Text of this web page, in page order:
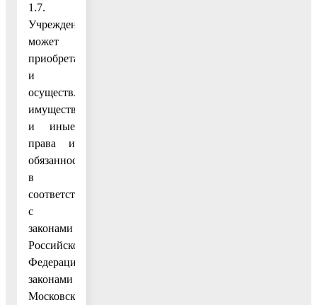
1.7.
Учреждение
может
приобретать
и
осуществлять
имущественные
и иные
права и
обязанности
в
соответствии
с
законами
Российской
Федерации,
законами
Московской